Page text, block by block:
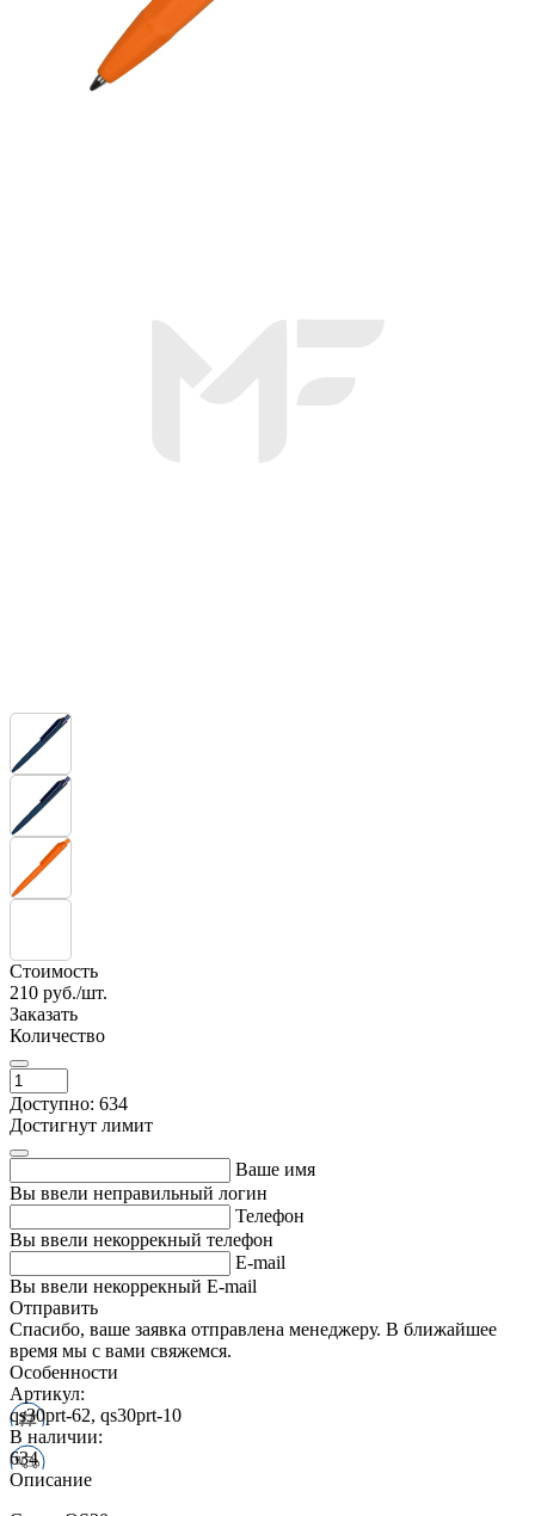
Стоимость
210 руб./шт.
Заказать
Количество
Доступно: 634
Достигнут лимит
Ваше имя
Вы ввели неправильный логин
Телефон
Вы ввели некоррекный телефон
E-mail
Вы ввели некоррекный E-mail
Отправить
Спасибо, ваше заявка отправлена менеджеру. В ближайшее
время мы с вами свяжемся.
Особенности
Артикул:
qs30prt-62, qs30prt-10
В наличии:
634
Описание